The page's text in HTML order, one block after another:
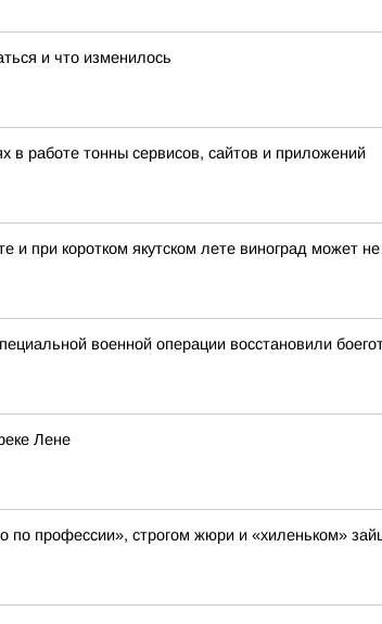
и что изменилось
работе тонны сервисов, сайтов и приложений
и при коротком якутском лете виноград может
военной операции восстановили
Лене
профессии», строгом жюри и «хиленьком»